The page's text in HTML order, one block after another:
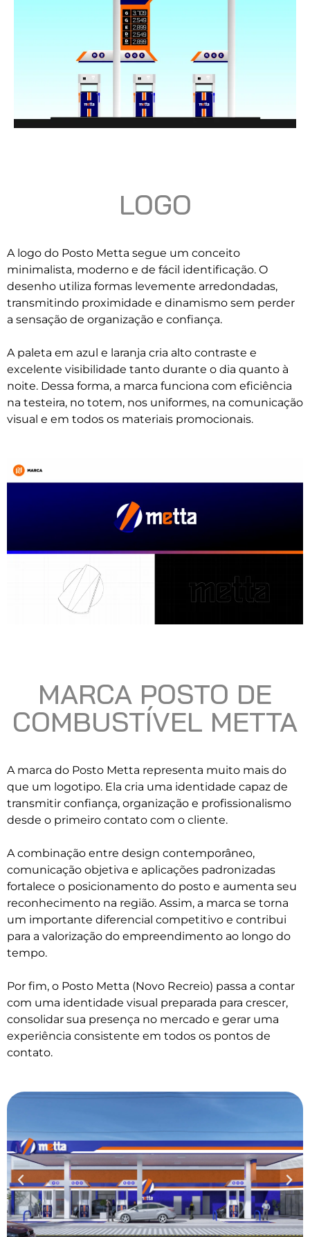
LOGO
A logo do Posto Metta segue um conceito
minimalista, moderno e de fácil identificação. O
desenho utiliza formas levemente arredondadas,
transmitindo proximidade e dinamismo sem perder
a sensação de organização e confiança.
A paleta em azul e laranja cria alto contraste e
excelente visibilidade tanto durante o dia quanto à
noite. Dessa forma, a marca funciona com eficiência
na testeira, no totem, nos uniformes, na comunicação
visual e em todos os materiais promocionais.
MARCA POSTO DE
COMBUSTÍVEL METTA
A marca do Posto Metta representa muito mais do
que um logotipo. Ela cria uma identidade capaz de
transmitir confiança, organização e profissionalismo
desde o primeiro contato com o cliente.
A combinação entre design contemporâneo,
comunicação objetiva e aplicações padronizadas
fortalece o posicionamento do posto e aumenta seu
reconhecimento na região. Assim, a marca se torna
um importante diferencial competitivo e contribui
para a valorização do empreendimento ao longo do
tempo.
Por fim, o Posto Metta (Novo Recreio) passa a contar
com uma identidade visual preparada para crescer,
consolidar sua presença no mercado e gerar uma
experiência consistente em todos os pontos de
contato.